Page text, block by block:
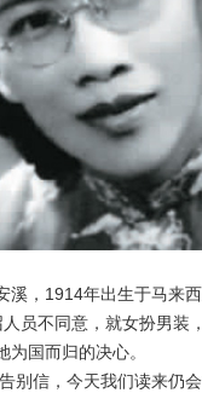
，1914年出生于马来
员不同意，就女扮男装
为国而归的决心。
信，今天我们读来仍会